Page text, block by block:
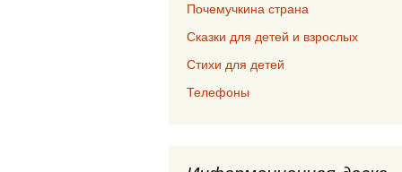
Почемучкина страна
Сказки для детей и взрослых
Стихи для детей
Телефоны